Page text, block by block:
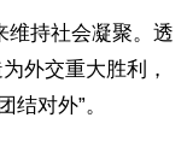
维持社会凝聚。透
外交重大胜利，
对外”。